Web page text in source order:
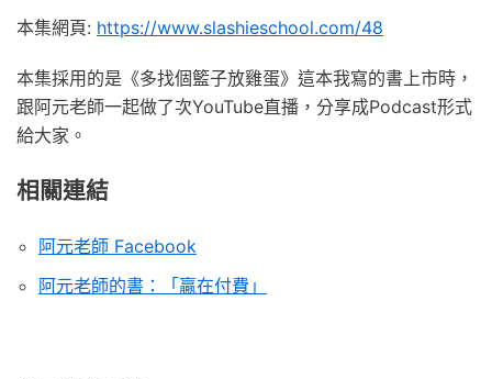
本集網頁: https://www.slashieschool.com/48
本集採用的是《多找個籃子放雞蛋》這本我寫的書上市時，
跟阿元老師一起做了次YouTube直播，分享成Podcast形式
給大家。
相關連結
阿元老師 Facebook
阿元老師的書：「贏在付費」